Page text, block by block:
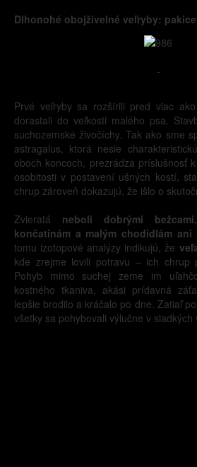
Dlhonohé obojživelné veľryby:
-
Prvé veľryby sa rozšírili pred viac
dorastali do veľkosti malého psa.
suchozemské živočíchy. Tak ako sme
astragalus, ktorá nesie
oboch koncoch, prezrádza príslušnosť
osobitosti v postavení ušných kostí,
chrup zároveň dokazujú, že išlo o
Zvieratá neboli dobrými
končatinám a malým chodidlám ani
tomu izotopové analýzy indikujú, že
kde zrejme lovili potravu – ich chrup
Pohyb mimo suchej zeme im
kostného tkaniva, akási prídavná
lepšie brodilo a kráčalo po dne. Zatiaľ
všetky sa pohybovali výlučne v sladkých